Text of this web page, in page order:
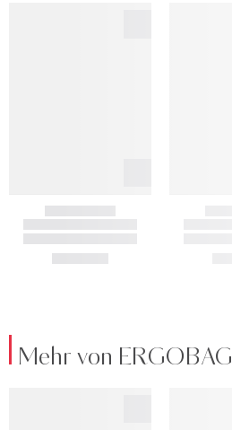
Mehr von ERGOBAG